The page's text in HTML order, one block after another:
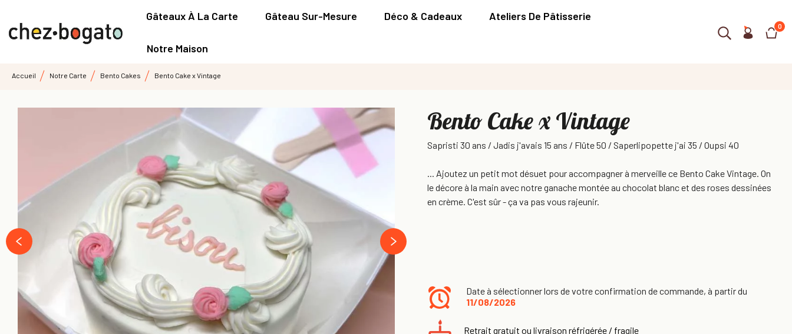
Gâteaux À La Carte Gâteau Sur-Mesure Déco & Cadeaux Ateliers De Pâtisserie
Notre Maison
0
Accueil Notre Carte Bento Cakes Bento Cake x Vintage
prev
next
Bento Cake x Vintage
Sapristi 30 ans / Jadis j'avais 15 ans / Flûte 50 / Saperlipopette j'ai 35 / Oupsi 40
... Ajoutez un petit mot désuet pour accompagner à merveille ce Bento Cake Vintage. On
le décore à la main avec notre ganache montée au chocolat blanc et des roses dessinées
en crème. C'est sûr - ça va pas vous rajeunir.
Date à sélectionner lors de votre confirmation de commande, à partir du
11/08/2026
Retrait gratuit ou livraison réfrigérée / fragile